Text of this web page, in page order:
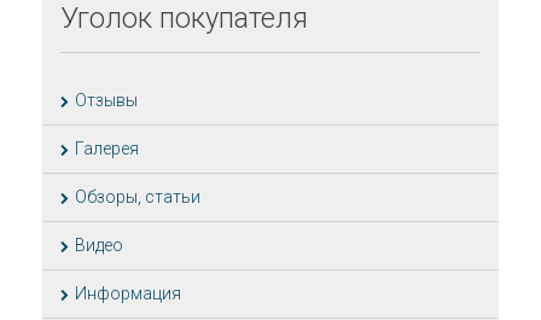
Уголок покупателя
Отзывы
Галерея
Обзоры, статьи
Видео
Информация